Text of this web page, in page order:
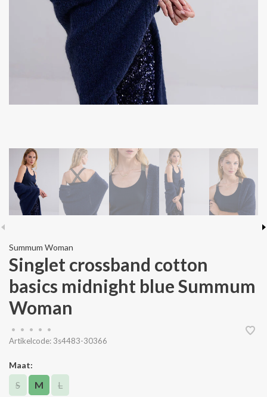
Summum Woman
Singlet crossband cotton
basics midnight blue Summum
Woman
• • • •
•
Artikelcode: 3s4483-30366
Maat:
S M L